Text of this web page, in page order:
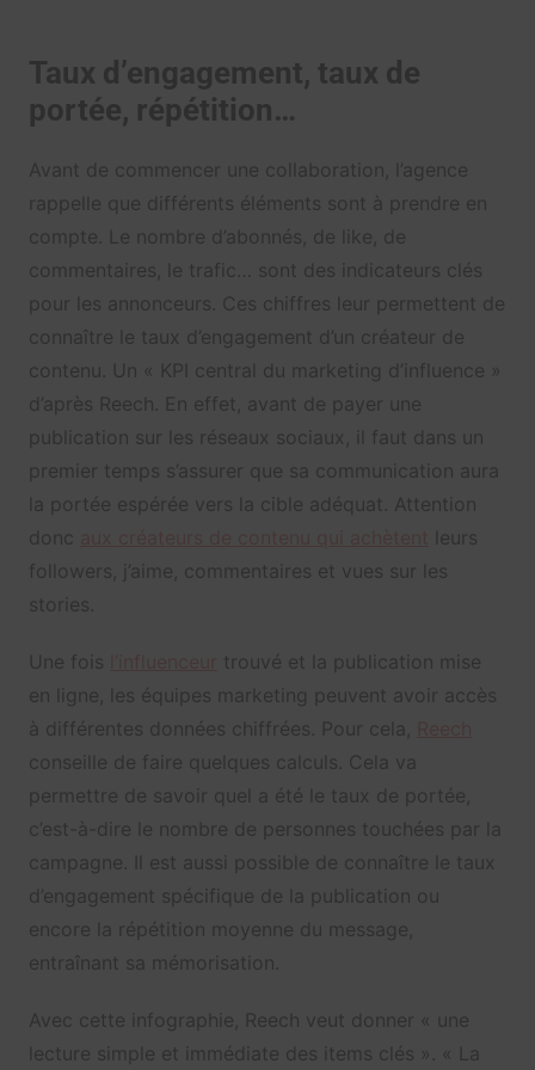
Taux d’engagement, taux de
portée, répétition…
Avant de commencer une collaboration, l’agence
rappelle que différents éléments sont à prendre en
compte. Le nombre d’abonnés, de like, de
commentaires, le trafic… sont des indicateurs clés
pour les annonceurs. Ces chiffres leur permettent de
connaître le taux d’engagement d’un créateur de
contenu. Un « KPI central du marketing d’influence »
d’après Reech. En effet, avant de payer une
publication sur les réseaux sociaux, il faut dans un
premier temps s’assurer que sa communication aura
la portée espérée vers la cible adéquat. Attention
donc
leurs
followers, j’aime, commentaires et vues sur les
stories.
Une fois
trouvé et la publication mise
en ligne, les équipes marketing peuvent avoir accès
à différentes données chiffrées. Pour cela,
conseille de faire quelques calculs. Cela va
permettre de savoir quel a été le taux de portée,
c’est-à-dire le nombre de personnes touchées par la
campagne. Il est aussi possible de connaître le taux
d’engagement spécifique de la publication ou
encore la répétition moyenne du message,
entraînant sa mémorisation.
Avec cette infographie, Reech veut donner « une
lecture simple et immédiate des items clés ». « La